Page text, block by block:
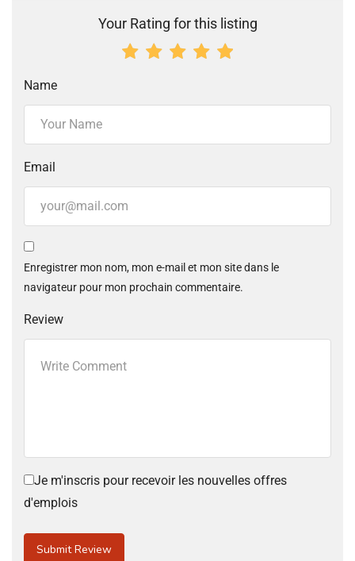
Your Rating for this listing
Name
Email
Enregistrer mon nom, mon e-mail et mon site dans le
navigateur pour mon prochain commentaire.
Review
Je m'inscris pour recevoir les nouvelles offres
d'emplois